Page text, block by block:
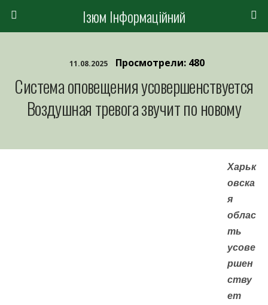
Ізюм Інформаційний
11.08.2025 Просмотрели: 480
Система оповещения усовершенствуется
Воздушная тревога звучит по новому
Харьк
овска
я
облас
ть
усове
ршен
ству
ет